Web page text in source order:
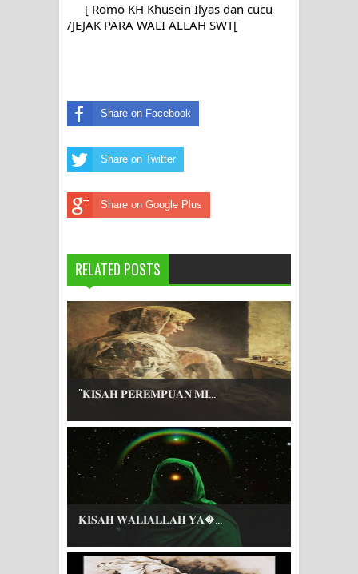
[ Romo KH Khusein Ilyas dan cucu
/JEJAK PARA WALI ALLAH SWT[
Share on Facebook
Share on Twitter
Share on Google Plus
RELATED POSTS
"𝐊𝐈𝐒𝐀𝐇 𝐏𝐄𝐑𝐄𝐌𝐏𝐔𝐀𝐍 𝐌𝐈...
𝐊𝐈𝐒𝐀𝐇 𝐖𝐀𝐋𝐈𝐀𝐋𝐋𝐀𝐇 𝐘𝐀...